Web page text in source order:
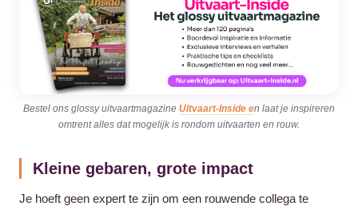
Bestel ons glossy uitvaartmagazine Uitvaart-Inside en laat je inspireren
omtrent alles dat mogelijk is rondom uitvaarten en rouw.
Kleine gebaren, grote impact
Je hoeft geen expert te zijn om een rouwende collega te